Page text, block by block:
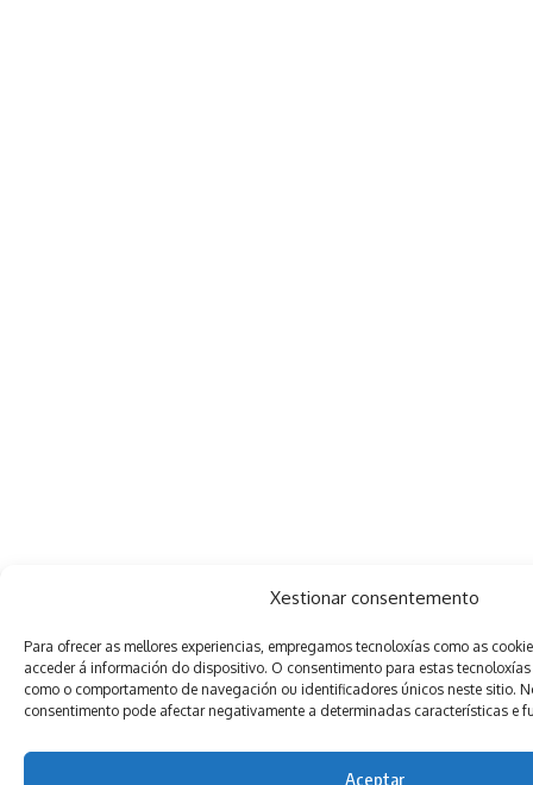
Xestionar consentemento
Para ofrecer as mellores experiencias, empregamos tecnoloxías como as
acceder á información do dispositivo. O consentimento para estas
como o comportamento de navegación ou identificadores únicos neste sitio.
consentimento pode afectar negativamente a determinadas características e
Aceptar